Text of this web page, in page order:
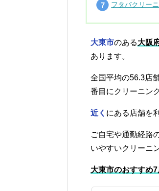
フタバクリー
大東市のある大阪
あります。
全国平均の56.3店
番目にクリーニン
近く にある店舗を
ご自宅や通勤経路
いやすいクリーニ
大東市のおすすめ